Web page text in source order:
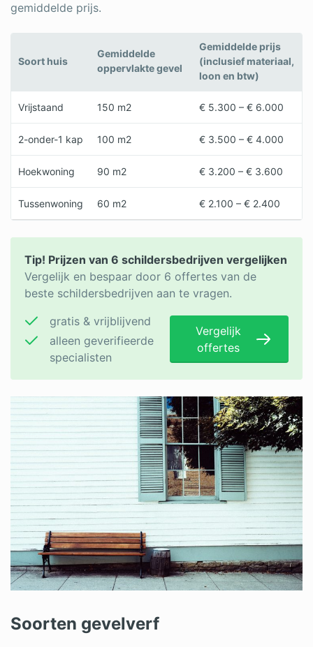
gemiddelde prijs.
Soort huis
Gemiddelde
oppervlakte gevel
Gemiddelde prijs
(inclusief materiaal,
loon en btw)
Vrijstaand 150 m2 € 5.300 – € 6.000
2-onder-1 kap 100 m2 € 3.500 – € 4.000
Hoekwoning 90 m2 € 3.200 – € 3.600
Tussenwoning 60 m2 € 2.100 – € 2.400
Tip! Prijzen van 6 schildersbedrijven vergelijken
Vergelijk en bespaar door 6 offertes van de
beste schildersbedrijven aan te vragen.
gratis & vrijblijvend
alleen geverifieerde
specialisten
Vergelijk
offertes
Soorten gevelverf